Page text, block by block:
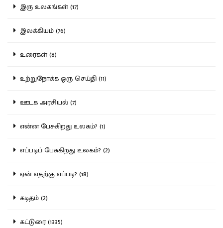
இரு உலகங்கள் (17)
இலக்கியம் (76)
உரைகள் (8)
உற்றுநோக்க ஒரு செய்தி (11)
ஊடக அரசியல் (7)
என்ன பேசுகிறது உலகம்? (1)
எப்படிப் பேசுகிறது உலகம்? (2)
ஏன் எதற்கு எப்படி? (18)
கடிதம் (2)
கட்டுரை (1335)